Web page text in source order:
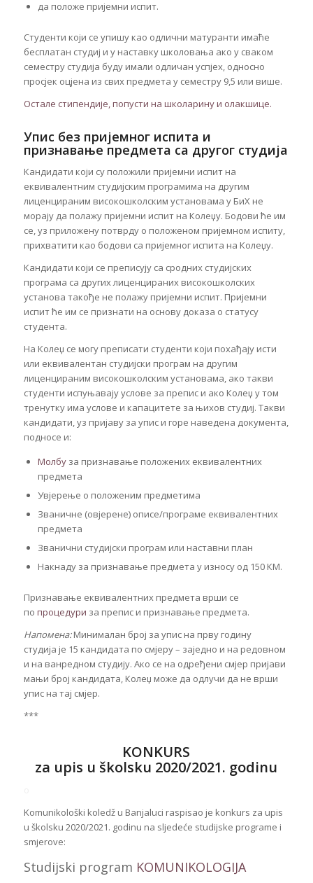
да положе пријемни испит.
Студенти који се упишу као одлични матуранти имаће
бесплатан студиј и у наставку школовања ако у сваком
семестру студија буду имали одличан успјех, односно
просјек оцјена из свих предмета у семестру 9,5 или више.
Остале стипендије, попусти на школарину и олакшице.
Упис без пријемног испита и
признавање предмета са другог студија
Кандидати који су положили пријемни испит на
еквивалентним студијским програмима на другим
лиценцираним високошколским установама у БиХ не
морају да полажу пријемни испит на Колеџу. Бодови ће им
се, уз приложену потврду о положеном пријемном испиту,
прихватити као бодови са пријемног испита на Колеџу.
Кандидати који се преписују са сродних студијских
програма са других лиценцираних високошколских
установа такође не полажу пријемни испит. Пријемни
испит ће им се признати на основу доказа о статусу
студента.
На Колеџ се могу преписати студенти који похађају исти
или еквивалентан студијски програм на другим
лиценцираним високошколским установама, ако такви
студенти испуњавају услове за препис и ако Колеџ у том
тренутку има услове и капацитете за њихов студиј. Такви
кандидати, уз пријаву за упис и горе наведена документа,
подносе и:
Молбуза признавање положених еквивалентних
предмета
Увјерење о положеним предметима
Званичне (овјерене) описе/програме еквивалентних
предмета
Званични студијски програм или наставни план
Накнаду за признавање предмета у износу од 150 КМ.
Признавање еквивалентних предмета врши се
по процедури за препис и признавање предмета.
Напомена:Минималан број за упис на прву годину
студија је 15 кандидата по смјеру – заједно и на редовном
и на ванредном студију. Ако се на одређени смјер пријави
мањи број кандидата, Колеџ може да одлучи да не врши
упис на тај смјер.
***
KONKURS
za upis u školsku 2020/2021. godinu
Komunikološki koledž u Banjaluci raspisao je konkurs za upis
u školsku 2020/2021. godinu na sljedeće studijske programe i
smjerove:
Studijski program KOMUNIKOLOGIJA